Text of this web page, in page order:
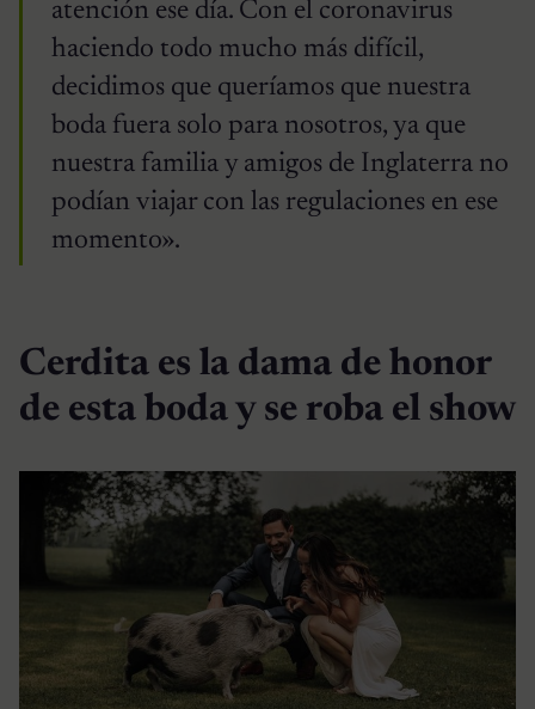
atención ese día. Con el coronavirus
haciendo todo mucho más difícil,
decidimos que queríamos que nuestra
boda fuera solo para nosotros, ya que
nuestra familia y amigos de Inglaterra no
podían viajar con las regulaciones en ese
momento».
Cerdita es la dama de honor
de esta boda y se roba el show